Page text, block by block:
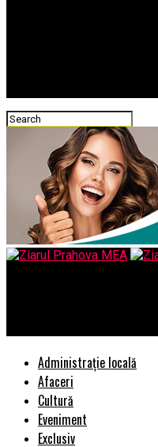
Administrație locală
Afaceri
Cultură
Eveniment
Exclusiv